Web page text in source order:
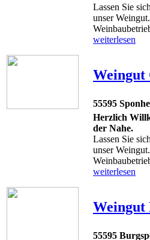
Lassen Sie
unser
weiterlesen
Weingut
55595
Herzlich
der Nahe.
Lassen Sie
unser
weiterlesen
Weingut
55595